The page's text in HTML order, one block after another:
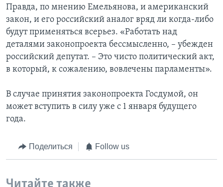
Правда, по мнению Емельянова, и американский
закон, и его российский аналог вряд ли когда-либо
будут применяться всерьез. «Работать над
деталями законопроекта бессмысленно, – убежден
российский депутат. – Это чисто политический акт,
в который, к сожалению, вовлечены парламенты».
В случае принятия законопроекта Госдумой, он
может вступить в силу уже с 1 января будущего
года.
Поделиться Follow us
Читайте также